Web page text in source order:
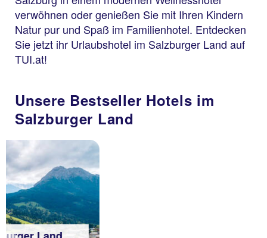
verwöhnen oder genießen Sie mit Ihren Kindern
Natur pur und Spaß im Familienhotel. Entdecken
Sie jetzt ihr Urlaubshotel im Salzburger Land auf
TUI.at!
Unsere Bestseller Hotels im
Salzburger Land